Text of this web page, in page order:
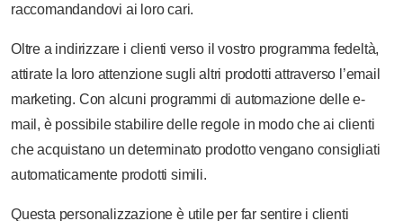
raccomandandovi ai loro cari.
Oltre a indirizzare i clienti verso il vostro programma fedeltà,
attirate la loro attenzione sugli altri prodotti attraverso l’email
marketing. Con alcuni programmi di automazione delle e-
mail, è possibile stabilire delle regole in modo che ai clienti
che acquistano un determinato prodotto vengano consigliati
automaticamente prodotti simili.
Questa personalizzazione è utile per far sentire i clienti